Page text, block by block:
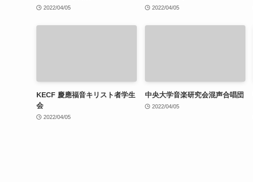
2022/04/05 2022/04/05
KECF 慶應福音キリスト者学生
会
2022/04/05
中央大学音楽研究会混声合唱団
2022/04/05